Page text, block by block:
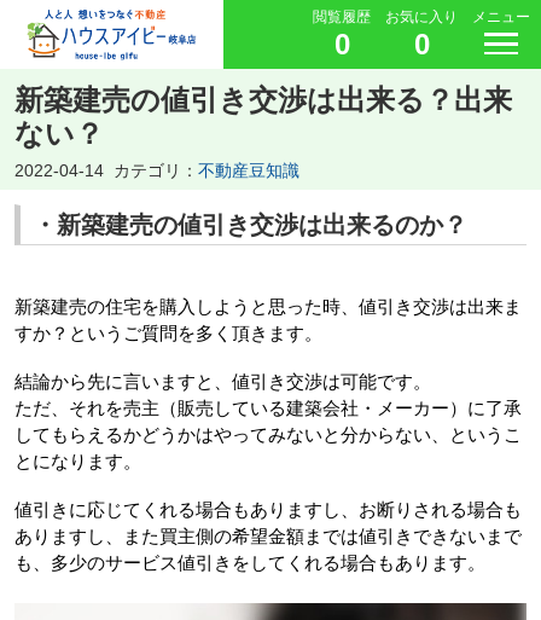
閲覧履歴
0
お気に入り
0
メニュー
新築建売の値引き交渉は出来る？出来
ない？
2022-04-14 カテゴリ： 不動産豆知識
・新築建売の値引き交渉は出来るのか？
新築建売の住宅を購入しようと思った時、値引き交渉は出来ま
すか？というご質問を多く頂きます。
結論から先に言いますと、値引き交渉は可能です。
ただ、それを売主（販売している建築会社・メーカー）に了承
してもらえるかどうかはやってみないと分からない、というこ
とになります。
値引きに応じてくれる場合もありますし、お断りされる場合も
ありますし、また買主側の希望金額までは値引きできないまで
も、多少のサービス値引きをしてくれる場合もあります。